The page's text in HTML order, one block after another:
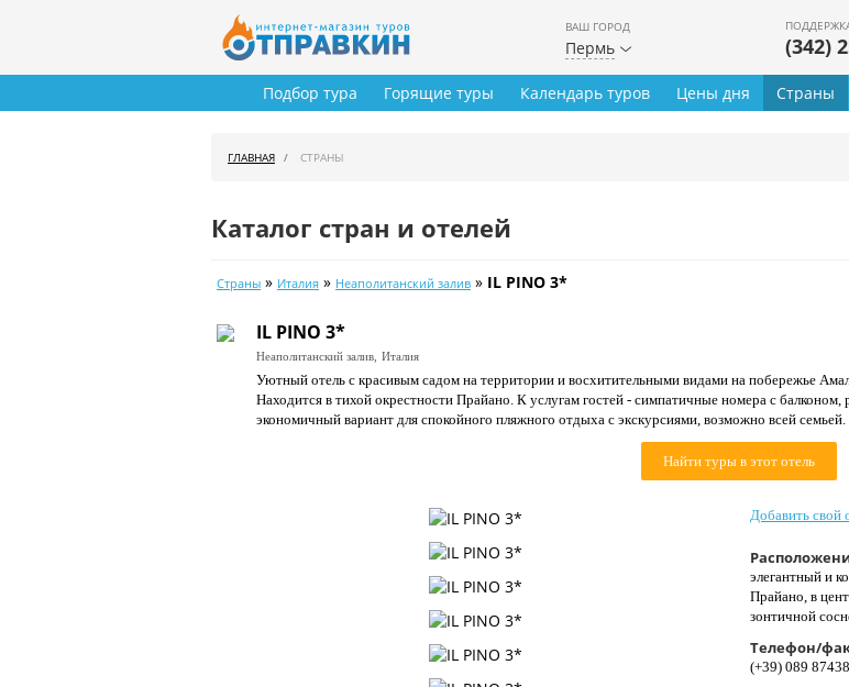
ВАШ ГОРОД
Пермь (342)
Подбор тура Горящие туры Календарь туров Цены дня Страны
ГЛАВНАЯ СТРАНЫ
Каталог стран и отелей
Страны » Италия » Неаполитанский залив » IL PINO 3*
IL PINO 3*
Неаполитанский залив, Италия
Уютный отель с красивым садом на территории и восхитительными видами на побережье
Находится в тихой окрестности Прайано. К услугам гостей - симпатичные номера с
экономичный вариант для спокойного пляжного отдыха с экскурсиями, возможно всей семьей.
Найти туры в этот отель
Добавить свой
элегантный и
Прайано, в
зонтичной
Телефон/
(+39) 089